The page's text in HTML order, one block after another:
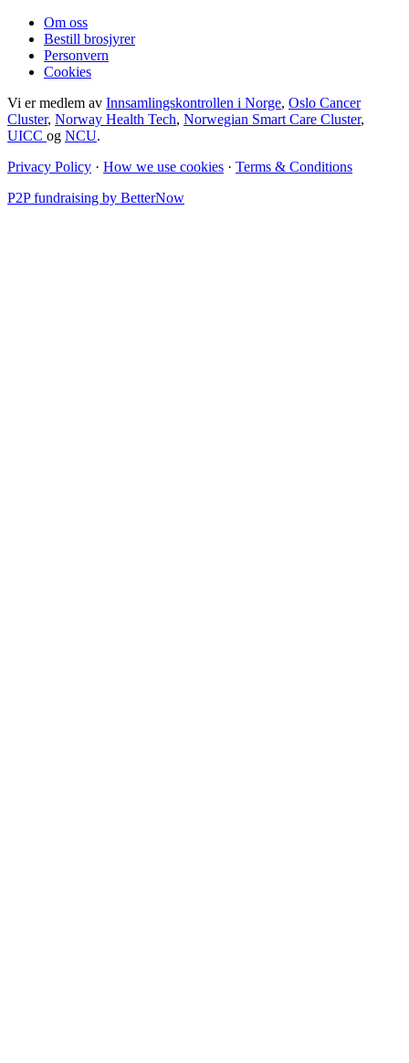
Om oss
Bestill brosjyrer
Personvern
Cookies
Vi er medlem av Innsamlingskontrollen i Norge, Oslo Cancer
Cluster, Norway Health Tech, Norwegian Smart Care Cluster,
UICC og NCU.
Privacy Policy · How we use cookies · Terms & Conditions
P2P fundraising by BetterNow